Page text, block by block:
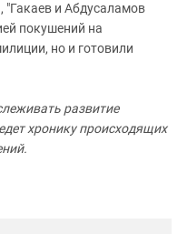
"Гакаев и Абдусаламов
покушений на
но и готовили
развитие
хронику происходящих